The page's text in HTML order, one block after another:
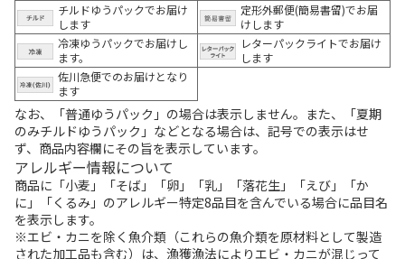
チルドゆうパックでお届け
します
定形外郵便(簡易書留)でお届
けします
冷凍ゆうパックでお届けし
ます。
レターパックライトでお届け
します
佐川急便でのお届けとなり
ます
なお、「普通ゆうパック」の場合は表示しません。また、「夏期
のみチルドゆうパック」などとなる場合は、記号での表示はせ
ず、商品内容欄にその旨を表示しています。
アレルギー情報について
商品に「小麦」「そば」「卵」「乳」「落花生」「えび」「か
に」「くるみ」のアレルギー特定8品目を含んでいる場合に品目名
を表示します。
※エビ・カニを除く魚介類（これらの魚介類を原材料として製造
された加工品も含む）は、漁獲漁法によりエビ・カニが混じって